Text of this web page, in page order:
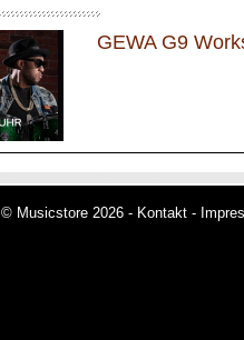
GEWA G9
© Musicstore 2026 - Kontakt -